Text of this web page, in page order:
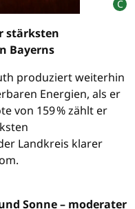
stärksten
Bayerns
produziert weiterhin
Energien, als er
von 159 % zählt er
Landkreis klarer
Sonne – moderater